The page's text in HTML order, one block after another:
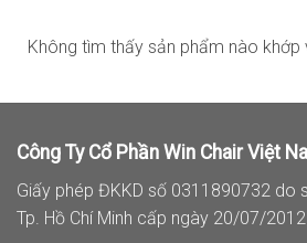
Không tìm thấy sản phẩm nào khớp
Công Ty Cổ Phần Win Chair Việt
Giấy phép ĐKKD số 0311890732 do
Tp. Hồ Chí Minh cấp ngày 20/07/2012